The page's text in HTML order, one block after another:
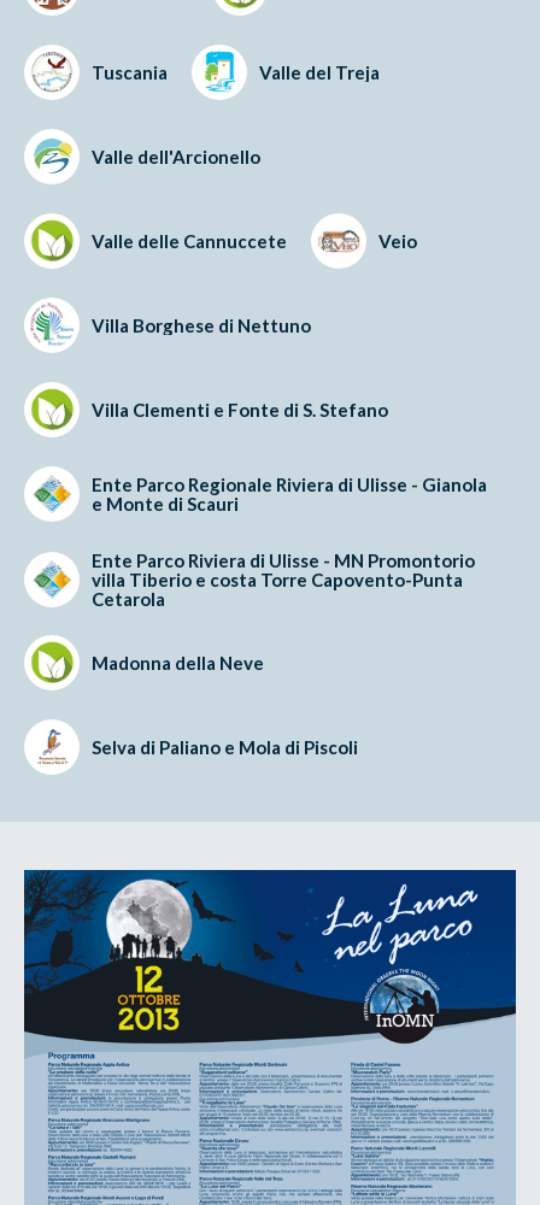
Tuscania Valle del Treja
Valle dell'Arcionello
Valle delle Cannuccete Veio
Villa Borghese di Nettuno
Villa Clementi e Fonte di S. Stefano
Ente Parco Regionale Riviera di Ulisse - Gianola
e Monte di Scauri
Ente Parco Riviera di Ulisse - MN Promontorio
villa Tiberio e costa Torre Capovento-Punta
Cetarola
Madonna della Neve
Selva di Paliano e Mola di Piscoli